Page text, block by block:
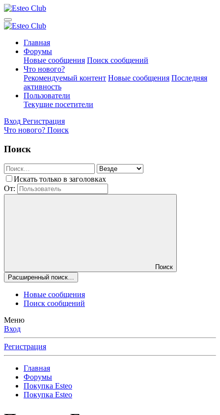
Главная
Форумы
Новые сообщения Поиск сообщений
Что нового?
Рекомендуемый контент Новые сообщения Последняя
активность
Пользователи
Текущие посетители
Вход Регистрация
Что нового? Поиск
Поиск
Искать только в заголовках
От:
Поиск
Расширенный поиск…
Новые сообщения
Поиск сообщений
Меню
Вход
Регистрация
Главная
Форумы
Покупка Esteo
Покупка Esteo